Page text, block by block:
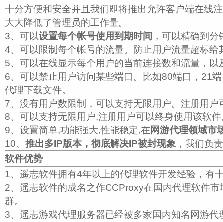
十分方便和安全并且我们即将推出允许客户端在线
大大降低了管理员的工作量。
3、可以设置每个帐号使用到期时间 ，可以精确到分
4、可以限制每个帐号的流量。防止用户流量超标给
5、可以在线显示每个用户的当前连接数和流量，以
6、可以禁止用户访问某些端口。比如80端口，21
代理下载文件。
7、没有用户数限制，可以支持无限用户。注册用户
8、可以支持无限用户,注册用户可以终身使用该软件
9、设置简单,功能强大,性能稳定,在 网游代理领域市
10、 推出多IP版本，彻底解决IP被封现象 ，我们负
软件优势
1、遥志软件拥有4年以上的代理软件开发经验，有
2、遥志软件的成名之作CCProxy在国内代理软件
群。
3、遥志游戏代理服务器已经被多家国内知名网游代